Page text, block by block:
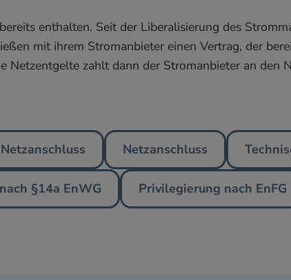
enthalten. Seit der Liberalisierung des
mit ihrem Stromanbieter einen Vertrag, der
zahlt dann der Stromanbieter an den
Netzanschluss
§14a EnWG Privilegierung nach EnFG